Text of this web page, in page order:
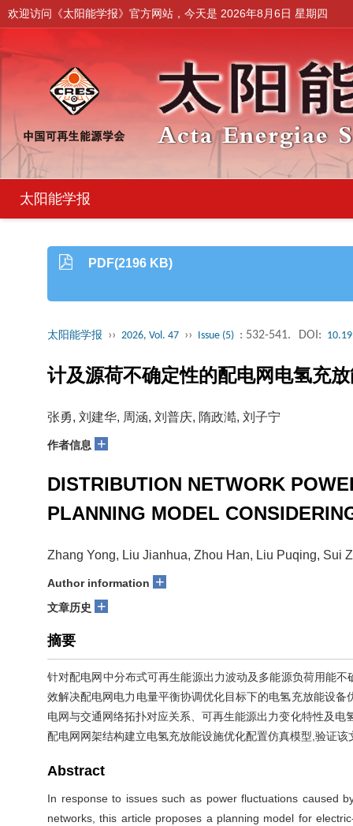
欢迎访问《太阳能学报》官方网站，今天是 2026年8月6日 星期四
太阳能学报
PDF(2196 KB)
太阳能学报 ›› 2026, Vol. 47 ›› Issue (5) : 532-541. DOI:
计及源荷不确定性的配电网电氢充
张勇, 刘建华, 周涵, 刘普庆, 隋政澔, 刘子宁
作者信息 +
DISTRIBUTION NETWORK
PLANNING MODEL
Zhang Yong, Liu Jianhua, Zhou Han, Liu Puqing, Sui
Author information +
文章历史 +
摘要
针对配电网中分布式可再生能源出力波动及多能源负荷用能
效解决配电网电力电量平衡协调优化目标下的电氢充放能设
电网与交通网络拓扑对应关系、可再生能源出力变化特性及
配电网网架结构建立电氢充放能设施优化配置仿真模型,验证
Abstract
In response to issues such as power fluctuations caused
networks, this article proposes a planning model for